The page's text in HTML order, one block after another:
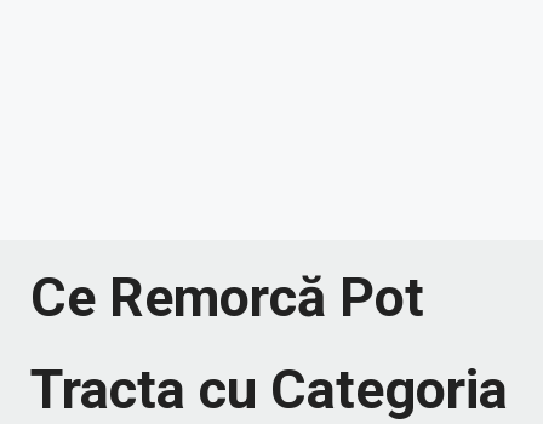
Ce Remorcă Pot
Tracta cu Categoria